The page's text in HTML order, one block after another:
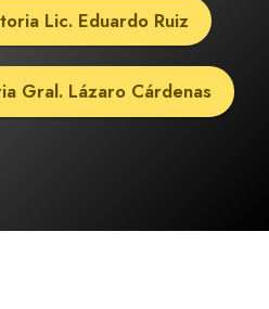
Lic. Eduardo Ruiz
Gral. Lázaro Cárdenas